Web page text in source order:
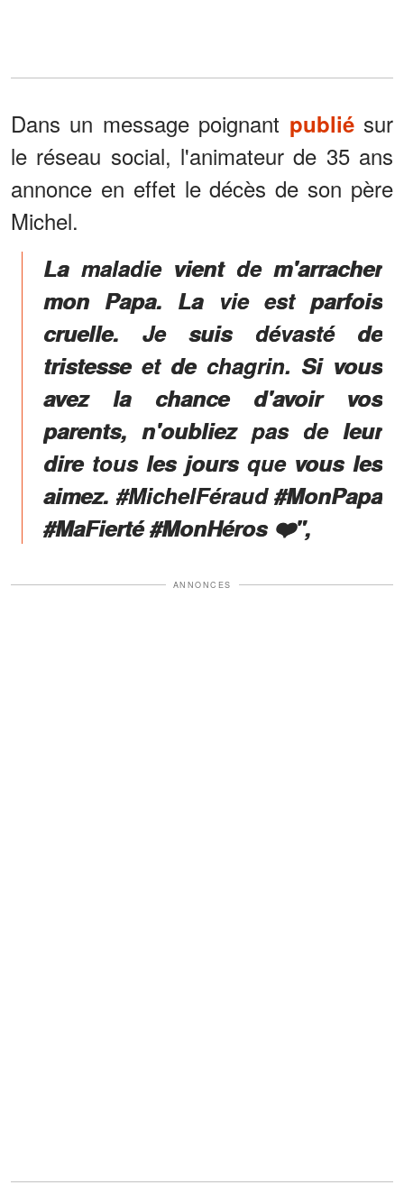
Dans un message poignant publiésur
le réseau social, l'animateur de 35 ans
annonce en effet le décès de son père
Michel.
La maladie vient de m'arracher
mon Papa. La vie est parfois
cruelle. Je suis dévasté de
tristesse et de chagrin. Si vous
avez la chance d'avoir vos
parents, n'oubliez pas de leur
dire tous les jours que vous les
aimez. #MichelFéraud #MonPapa
#MaFierté #MonHéros ❤️",
ANNONCES